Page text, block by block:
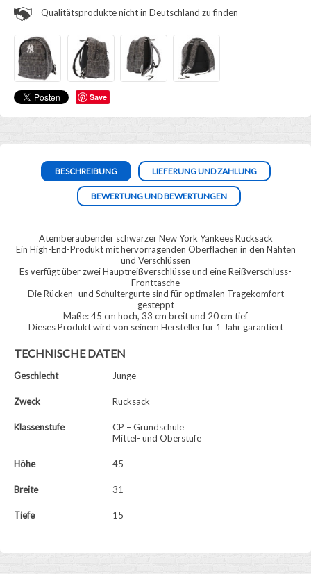
Save
Qualitätsprodukte nicht in Deutschland zu finden
BESCHREIBUNG LIEFERUNG UND ZAHLUNG
BEWERTUNG UND BEWERTUNGEN
Atemberaubender schwarzer New York Yankees Rucksack
Ein High-End-Produkt mit hervorragenden Oberflächen in den Nähten
und Verschlüssen
Es verfügt über zwei Hauptreißverschlüsse und eine Reißverschluss-
Fronttasche
Die Rücken- und Schultergurte sind für optimalen Tragekomfort
gesteppt
Maße: 45 cm hoch, 33 cm breit und 20 cm tief
Dieses Produkt wird von seinem Hersteller für 1 Jahr garantiert
TECHNISCHE DATEN
Geschlecht Junge
Zweck Rucksack
Klassenstufe
CP – Grundschule
Mittel- und Oberstufe
Höhe 45
Breite 31
Tiefe 15